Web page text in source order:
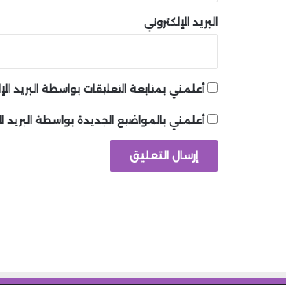
البريد الإلكتروني
أعلمني بمتابعة التعليقات بواسطة البريد
أعلمني بالمواضيع الجديدة بواسطة البريد